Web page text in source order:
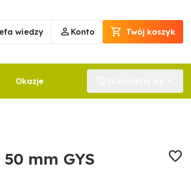
wiedzy Konto Twój koszyk
Okazje
mm GYS